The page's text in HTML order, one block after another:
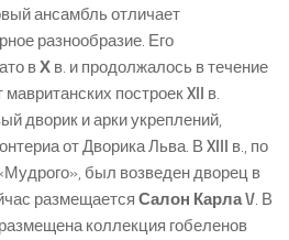
ансамбль отличает
разнообразие. Его
вХ в. и продолжалось в течение
мавританских построекXII в.
дворик и арки укреплений,
от Дворика Льва. В XIII в., по
был возведен дворец в
размещается Салон Карла V . В
коллекция гобеленов